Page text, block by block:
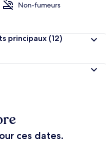
Non-fumeurs
principaux (12)
ces dates.